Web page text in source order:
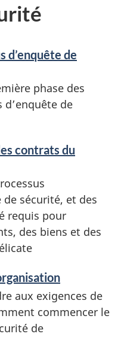
d’enquête de
phase des
de
contrats du
sécurité, et des
requis pour
des biens et des
aux exigences de
commencer le
de